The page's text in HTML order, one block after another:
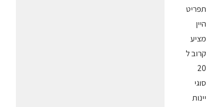
תפריט
היין
מציע
קרוב ל
20
סוגי
יינות